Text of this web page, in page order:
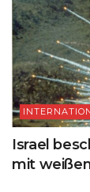
Israel
mit